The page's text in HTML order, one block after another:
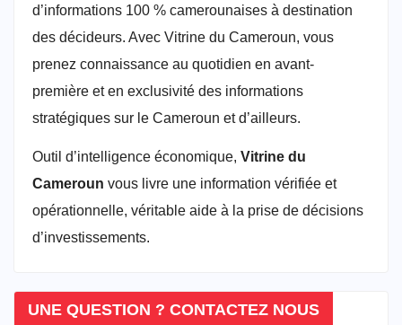
d’informations 100 % camerounaises à destination
des décideurs. Avec Vitrine du Cameroun, vous
prenez connaissance au quotidien en avant-
première et en exclusivité des informations
stratégiques sur le Cameroun et d’ailleurs.
Outil d’intelligence économique, Vitrine du
Cameroun vous livre une information vérifiée et
opérationnelle, véritable aide à la prise de décisions
d’investissements.
UNE QUESTION ? CONTACTEZ NOUS